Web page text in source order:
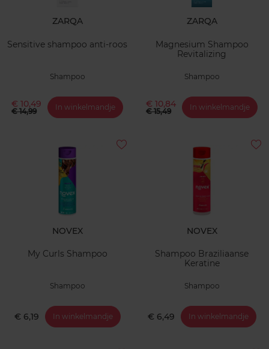
ZARQA
Sensitive shampoo anti-roos
Shampoo
€ 10,49
€ 14,99 In winkelmandje
ZARQA
Magnesium Shampoo
Revitalizing
Shampoo
€ 10,84
€ 15,49 In winkelmandje
NOVEX
My Curls Shampoo
Shampoo
€ 6,19 In winkelmandje
NOVEX
Shampoo Braziliaanse
Keratine
Shampoo
€ 6,49 In winkelmandje